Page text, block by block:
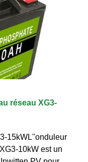
réseau XG3-
15kWL''onduleur
10kW est un